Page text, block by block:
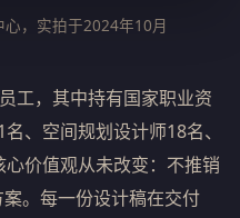
，实拍于2024年10月
工，其中持有国家职业资
、空间规划设计师18名、
价值观从未改变：不推销
。每一份设计稿在交付